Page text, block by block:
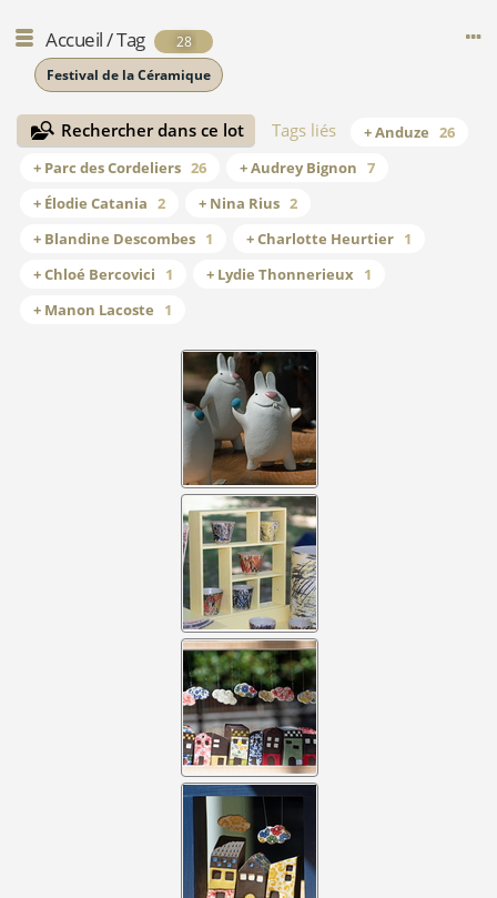
Accueil/Tag
28
Festival de la Céramique
Rechercher dans ce lot Tags liés + Anduze 26
+ Parc des Cordeliers 26 + Audrey Bignon 7
+ Élodie Catania 2 + Nina Rius 2
+ Blandine Descombes 1 + Charlotte Heurtier 1
+ Chloé Bercovici
1 + Lydie Thonnerieux
1
+ Manon Lacoste
1